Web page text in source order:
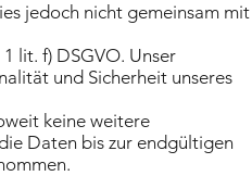
jedoch nicht gemeinsam mit
lit. f) DSGVO. Unser
und Sicherheit unseres
keine weitere
Daten bis zur endgültigen